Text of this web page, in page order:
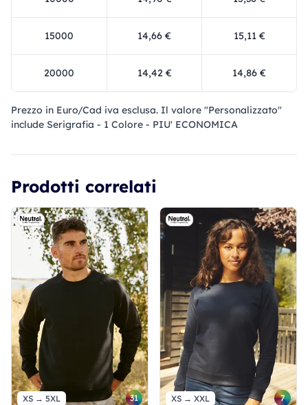
15000 14,66 € 15,11 €
20000 14,42 € 14,86 €
Prezzo in Euro/Cad iva esclusa. Il valore "Personalizzato"
include Serigrafia - 1 Colore - PIU' ECONOMICA
Prodotti correlati
XS → 5XL 31 XS → XXL 7